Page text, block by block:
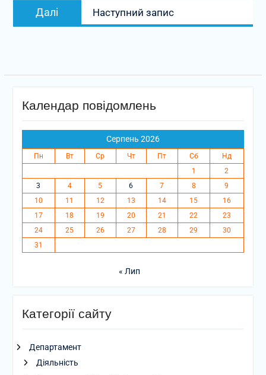
Далі
запис:
Наступний запис
Календар повідомлень
Серпень 2026
Пн Вт Ср Чт Пт Сб
Нд
1
2
3
4 5 6 7 8
9
10
11 12 13 14 15
16
17
18 19 20 21 22
23
24
25 26 27 28 29
30
31
« Лип
Категорії сайту
Департамент
Діяльність